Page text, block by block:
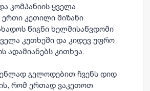
კომპანიის ყველა
კეთილი მიზანი
წიგნი ხელმისაწვდომი
კუთხეში და კიდევ უფრო
ადამიანებს კითხვა.
გელოდებით ჩვენს დიდ
რომ ერთად ვაკეთოთ